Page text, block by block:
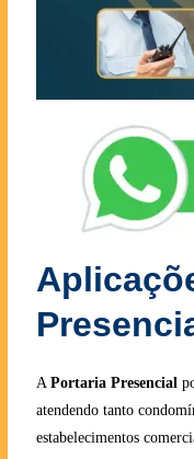
A Portaria Presencial
atendendo tanto
estabelecimentos